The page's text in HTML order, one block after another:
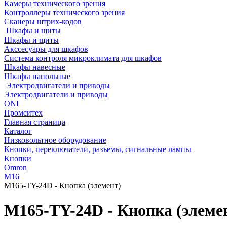
Камеры технического зрения
Контроллеры технического зрения
Сканеры штрих-кодов
Шкафы и щиты
Шкафы и щиты
Акссесуары для шкафов
Система контроля микроклимата для шкафов
Шкафы навесные
Шкафы напольные
Электродвигатели и приводы
Электродвигатели и приводы
ONI
Промситех
Главная страница
Каталог
Низковольтное оборудование
Кнопки, переключатели, разъемы, сигнальные лампы
Кнопки
Omron
M16
M165-TY-24D - Кнопка (элемент)
M165-TY-24D - Кнопка